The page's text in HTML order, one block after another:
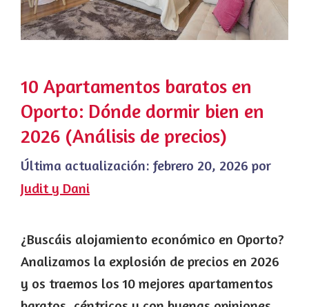
10 Apartamentos baratos en
Oporto: Dónde dormir bien en
2026 (Análisis de precios)
Última actualización: febrero 20, 2026 por
Judit y Dani
¿Buscáis alojamiento económico en Oporto?
Analizamos la explosión de precios en 2026
y os traemos los 10 mejores apartamentos